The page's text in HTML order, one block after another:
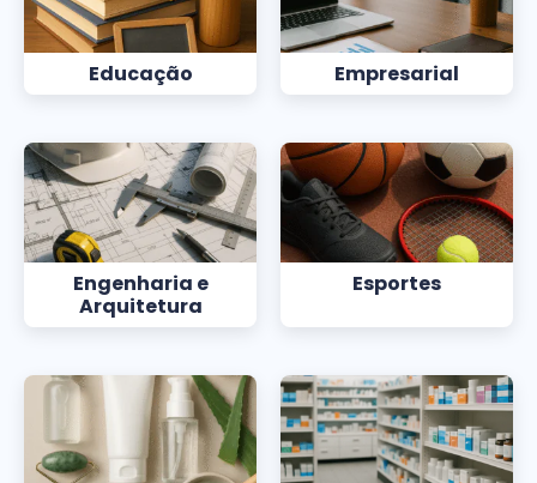
Educação Empresarial
Engenharia e
Arquitetura
Esportes